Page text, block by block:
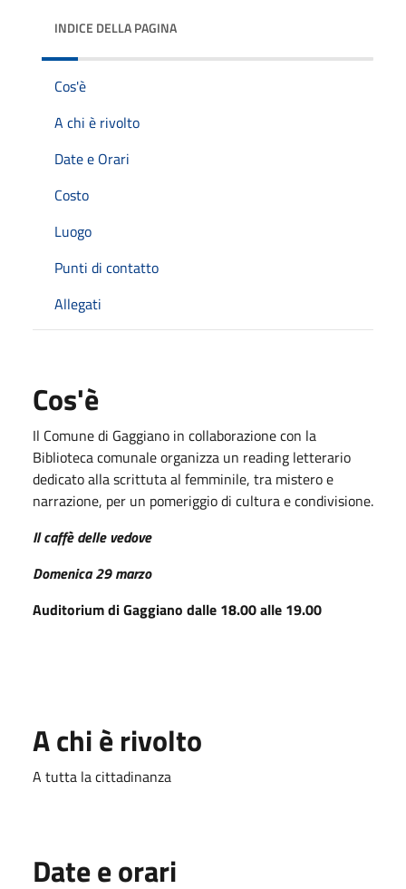
INDICE DELLA PAGINA
Cos'è
A chi è rivolto
Date e Orari
Costo
Luogo
Punti di contatto
Allegati
Cos'è
Il Comune di Gaggiano in collaborazione con la
Biblioteca comunale organizza un reading letterario
dedicato alla scrittuta al femminile, tra mistero e
narrazione, per un pomeriggio di cultura e condivisione.
Il caffè delle vedove
Domenica 29 marzo
Auditorium di Gaggiano dalle 18.00 alle 19.00
A chi è rivolto
A tutta la cittadinanza
Date e orari